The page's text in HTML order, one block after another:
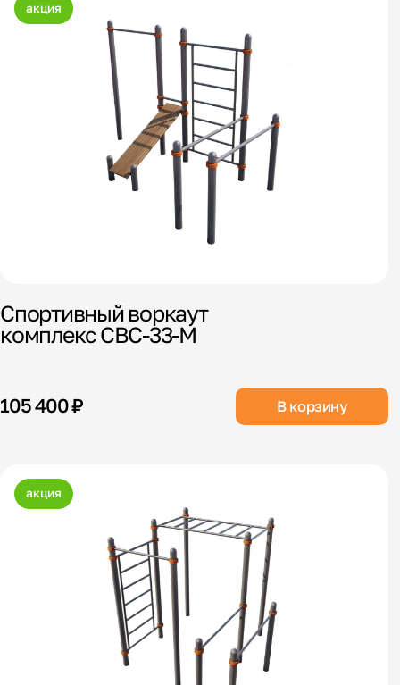
акция
Спортивный воркаут
комплекс СВС-33-М
105 400 ₽ В корзину
акция